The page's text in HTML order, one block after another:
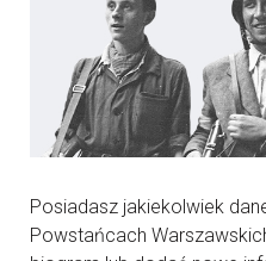
Posiadasz jakiekolwiek
Powstańcach